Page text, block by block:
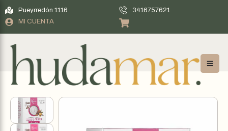
Pueyrredón 1116
3416757621
MI CUENTA